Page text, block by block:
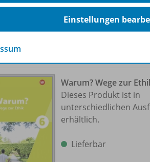
Warum? Wege zur
Dieses Produkt ist in
unterschiedlichen
erhältlich.
Lieferbar
Einstellungen